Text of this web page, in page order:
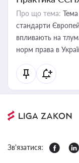
Про що тема:
стандарти
впливають на
норм права в
Зв'язатися: